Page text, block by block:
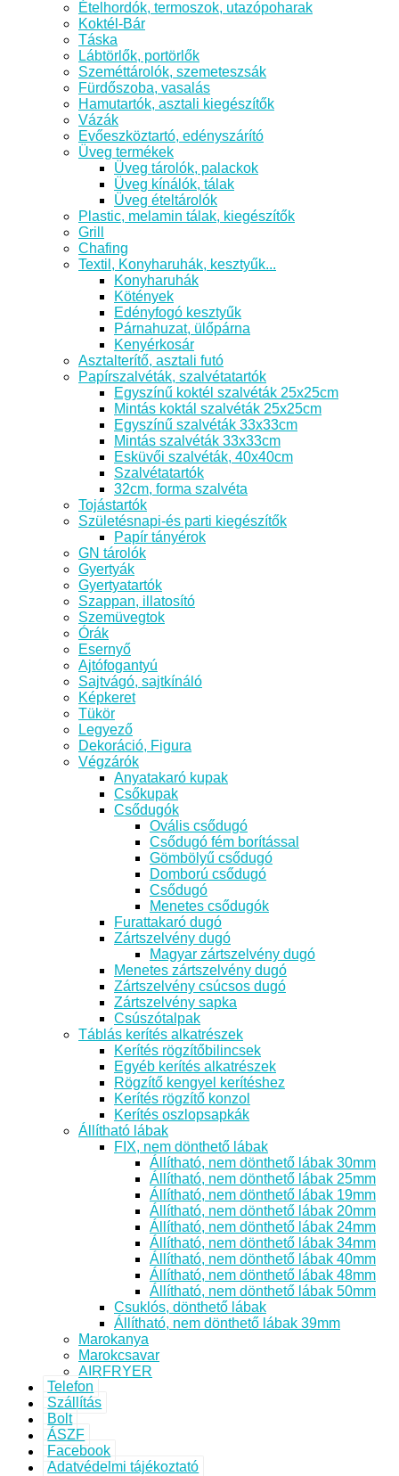
Ételhordók, termoszok, utazópoharak
Koktél-Bár
Táska
Lábtörlők, portörlők
Szeméttárolók, szemeteszsák
Fürdőszoba, vasalás
Hamutartók, asztali kiegészítők
Vázák
Evőeszköztartó, edényszárító
Üveg termékek
Üveg tárolók, palackok
Üveg kínálók, tálak
Üveg ételtárolók
Plastic, melamin tálak, kiegészítők
Grill
Chafing
Textil, Konyharuhák, kesztyűk...
Konyharuhák
Kötények
Edényfogó kesztyűk
Párnahuzat, ülőpárna
Kenyérkosár
Asztalterítő, asztali futó
Papírszalvéták, szalvétatartók
Egyszínű koktél szalvéták 25x25cm
Mintás koktál szalvéták 25x25cm
Egyszínű szalvéták 33x33cm
Mintás szalvéták 33x33cm
Esküvői szalvéták, 40x40cm
Szalvétatartók
32cm, forma szalvéta
Tojástartók
Születésnapi-és parti kiegészítők
Papír tányérok
GN tárolók
Gyertyák
Gyertyatartók
Szappan, illatosító
Szemüvegtok
Órák
Esernyő
Ajtófogantyú
Sajtvágó, sajtkínáló
Képkeret
Tükör
Legyező
Dekoráció, Figura
Végzárók
Anyatakaró kupak
Csőkupak
Csődugók
Ovális csődugó
Csődugó fém borítással
Gömbölyű csődugó
Domború csődugó
Csődugó
Menetes csődugók
Furattakaró dugó
Zártszelvény dugó
Magyar zártszelvény dugó
Menetes zártszelvény dugó
Zártszelvény csúcsos dugó
Zártszelvény sapka
Csúszótalpak
Táblás kerítés alkatrészek
Kerítés rögzítőbilincsek
Egyéb kerítés alkatrészek
Rögzítő kengyel kerítéshez
Kerítés rögzítő konzol
Kerítés oszlopsapkák
Állítható lábak
FIX, nem dönthető lábak
Állítható, nem dönthető lábak 30mm
Állítható, nem dönthető lábak 25mm
Állítható, nem dönthető lábak 19mm
Állítható, nem dönthető lábak 20mm
Állítható, nem dönthető lábak 24mm
Állítható, nem dönthető lábak 34mm
Állítható, nem dönthető lábak 40mm
Állítható, nem dönthető lábak 48mm
Állítható, nem dönthető lábak 50mm
Csuklós, dönthető lábak
Állítható, nem dönthető lábak 39mm
Marokanya
Marokcsavar
AIRFRYER
Telefon
Szállítás
Bolt
ÁSZF
Facebook
Adatvédelmi tájékoztató